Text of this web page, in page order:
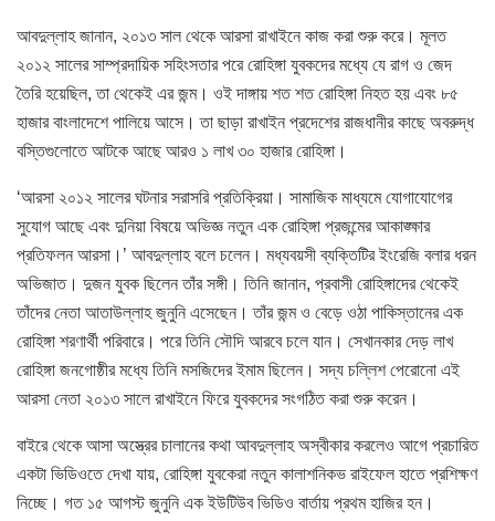
আবদুল্লাহ জানান, ২০১৩ সাল থেকে আরসা রাখাইনে কাজ করা শুরু করে। মূলত
২০১২ সালের সাম্প্রদায়িক সহিংসতার পরে রোহিঙ্গা যুবকদের মধ্যে যে রাগ ও জেদ
তৈরি হয়েছিল, তা থেকেই এর জন্ম। ওই দাঙ্গায় শত শত রোহিঙ্গা নিহত হয় এবং ৮৫
হাজার বাংলাদেশে পালিয়ে আসে। তা ছাড়া রাখাইন প্রদেশের রাজধানীর কাছে অবরুদ্ধ
বস্তিগুলোতে আটকে আছে আরও ১ লাখ ৩০ হাজার রোহিঙ্গা।
‘আরসা ২০১২ সালের ঘটনার সরাসরি প্রতিক্রিয়া। সামাজিক মাধ্যমে যোগাযোগের
সুযোগ আছে এবং দুনিয়া বিষয়ে অভিজ্ঞ নতুন এক রোহিঙ্গা প্রজন্মের আকাঙ্ক্ষার
প্রতিফলন আরসা।’ আবদুল্লাহ বলে চলেন। মধ্যবয়সী ব্যক্তিটির ইংরেজি বলার ধরন
অভিজাত। দুজন যুবক ছিলেন তাঁর সঙ্গী। তিনি জানান, প্রবাসী রোহিঙ্গাদের থেকেই
তাঁদের নেতা আতাউল্লাহ জুনুনি এসেছেন। তাঁর জন্ম ও বেড়ে ওঠা পাকিস্তানের এক
রোহিঙ্গা শরণার্থী পরিবারে। পরে তিনি সৌদি আরবে চলে যান। সেখানকার দেড় লাখ
রোহিঙ্গা জনগোষ্ঠীর মধ্যে তিনি মসজিদের ইমাম ছিলেন। সদ্য চল্লিশ পেরোনো এই
আরসা নেতা ২০১৩ সালে রাখাইনে ফিরে যুবকদের সংগঠিত করা শুরু করেন।
বাইরে থেকে আসা অস্ত্রের চালানের কথা আবদুল্লাহ অস্বীকার করলেও আগে প্রচারিত
একটা ভিডিওতে দেখা যায়, রোহিঙ্গা যুবকেরা নতুন কালাশনিকভ রাইফেল হাতে প্রশিক্ষণ
নিচ্ছে। গত ১৫ আগস্ট জুনুনি এক ইউটিউব ভিডিও বার্তায় প্রথম হাজির হন।